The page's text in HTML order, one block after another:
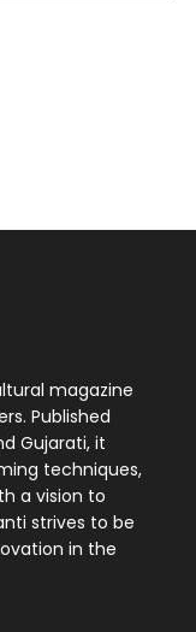
magazine
Published
Gujarati, it
techniques,
a vision to
strives to be
in the